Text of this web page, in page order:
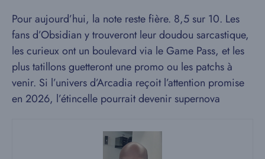
Pour aujourd’hui, la note reste fière. 8,5 sur 10. Les
fans d’Obsidian y trouveront leur doudou sarcastique,
les curieux ont un boulevard via le Game Pass, et les
plus tatillons guetteront une promo ou les patchs à
venir. Si l’univers d’Arcadia reçoit l’attention promise
en 2026, l’étincelle pourrait devenir supernova